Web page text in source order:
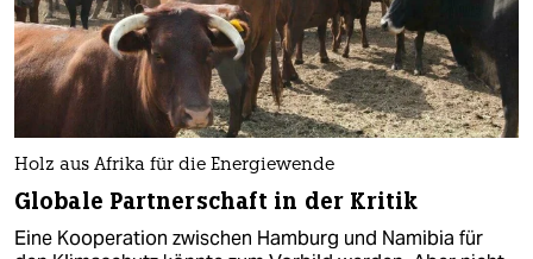
Holz aus Afrika für die Energiewende
Globale Partnerschaft in der Kritik
Eine Kooperation zwischen Hamburg und Namibia für